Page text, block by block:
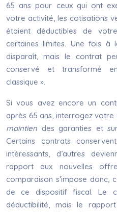
65 ans pour ceux qui ont
votre activité, les cotisations
étaient déductibles de
certaines limites. Une fois à
disparaît, mais le contrat
conservé et transformé
classique ».
Si vous avez encore un
après 65 ans, interrogez votre
maintien des garanties et
Certains contrats
intéressants, d’autres
rapport aux nouvelles
comparaison s’impose donc,
de ce dispositif fiscal. Le
déductibilité, mais le